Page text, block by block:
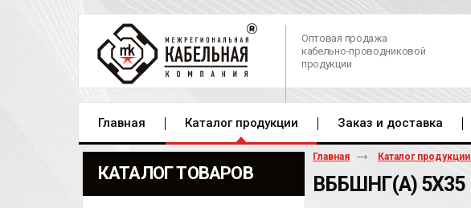
Оптовая продажа
кабельно-проводниковой
продукции
Главная Каталог продукции Заказ и доставка
КАТАЛОГ ТОВАРОВ
Главная Каталог продукции
ВББШНГ(A) 5Х35